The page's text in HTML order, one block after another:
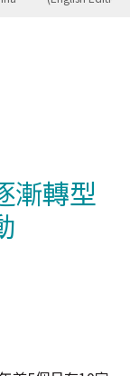
漸轉型